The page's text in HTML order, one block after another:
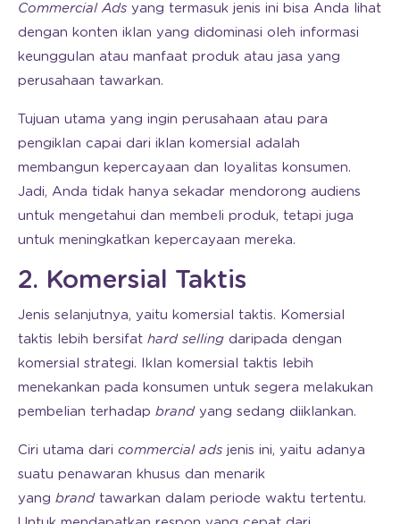
Commercial Ads yang termasuk jenis ini bisa Anda lihat
dengan konten iklan yang didominasi oleh informasi
keunggulan atau manfaat produk atau jasa yang
perusahaan tawarkan.
Tujuan utama yang ingin perusahaan atau para
pengiklan capai dari iklan komersial adalah
membangun kepercayaan dan loyalitas konsumen.
Jadi, Anda tidak hanya sekadar mendorong audiens
untuk mengetahui dan membeli produk, tetapi juga
untuk meningkatkan kepercayaan mereka.
2. Komersial Taktis
Jenis selanjutnya, yaitu komersial taktis. Komersial
taktis lebih bersifat hard selling daripada dengan
komersial strategi. Iklan komersial taktis lebih
menekankan pada konsumen untuk segera melakukan
pembelian terhadap brand yang sedang diiklankan.
Ciri utama dari commercial ads jenis ini, yaitu adanya
suatu penawaran khusus dan menarik
yang brand tawarkan dalam periode waktu tertentu.